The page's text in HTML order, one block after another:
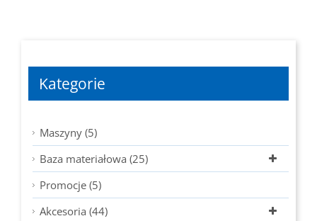
Kategorie
Maszyny (5)
Baza materiałowa (25)
Promocje (5)
Akcesoria (44)